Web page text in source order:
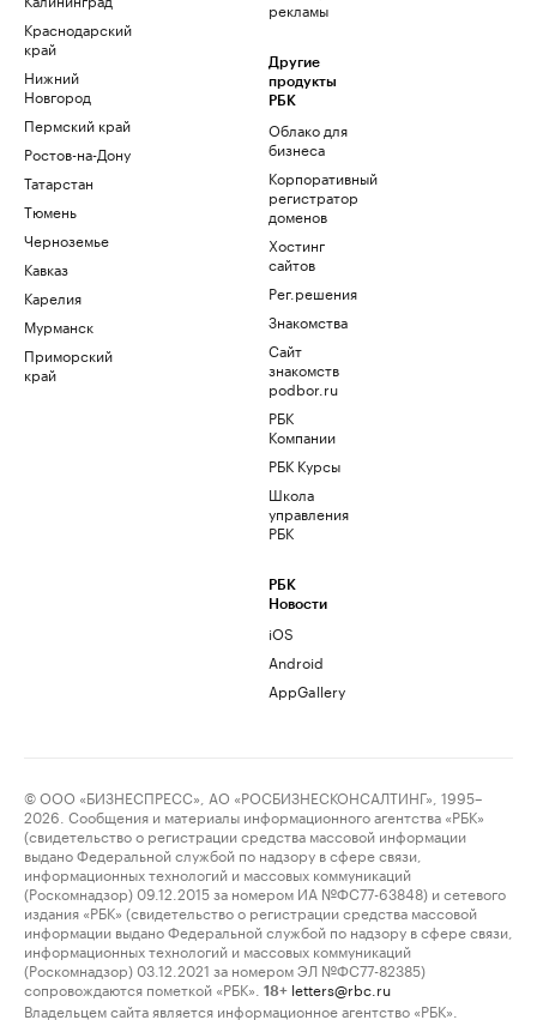
Краснодарский
край
Нижний
Новгород
Пермский край
Ростов-на-Дону
Татарстан
Тюмень
Черноземье
Кавказ
Карелия
Мурманск
Приморский
край
рекламы
Другие
продукты
РБК
Облако для
бизнеса
Корпоративный
регистратор
доменов
Хостинг
сайтов
Рег.решения
Знакомства
Сайт
знакомств
podbor.ru
РБК
Компании
РБК Курсы
Школа
управления
РБК
РБК
Новости
iOS
Android
AppGallery
© ООО «БИЗНЕСПРЕСС», АО «РОСБИЗНЕСКОНСАЛТИНГ», 1995–
2026. Сообщения и материалы информационного агентства «РБК»
(свидетельство о регистрации средства массовой информации
выдано Федеральной службой по надзору в сфере связи,
информационных технологий и массовых коммуникаций
(Роскомнадзор) 09.12.2015 за номером ИА №ФС77-63848) и сетевого
издания «РБК» (свидетельство о регистрации средства массовой
информации выдано Федеральной службой по надзору в сфере связи,
информационных технологий и массовых коммуникаций
(Роскомнадзор) 03.12.2021 за номером ЭЛ №ФС77-82385)
сопровождаются пометкой «РБК».
18+ letters@rbc.ru
Владельцем сайта является информационное агентство «РБК».